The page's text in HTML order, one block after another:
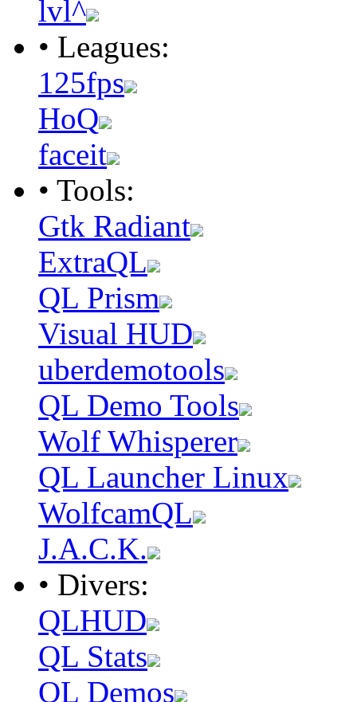
lvl^
• Leagues:
125fps
HoQ
faceit
• Tools:
Gtk Radiant
ExtraQL
QL Prism
Visual HUD
uberdemotools
QL Demo Tools
Wolf Whisperer
QL Launcher Linux
WolfcamQL
J.A.C.K.
• Divers:
QLHUD
QL Stats
QL Demos